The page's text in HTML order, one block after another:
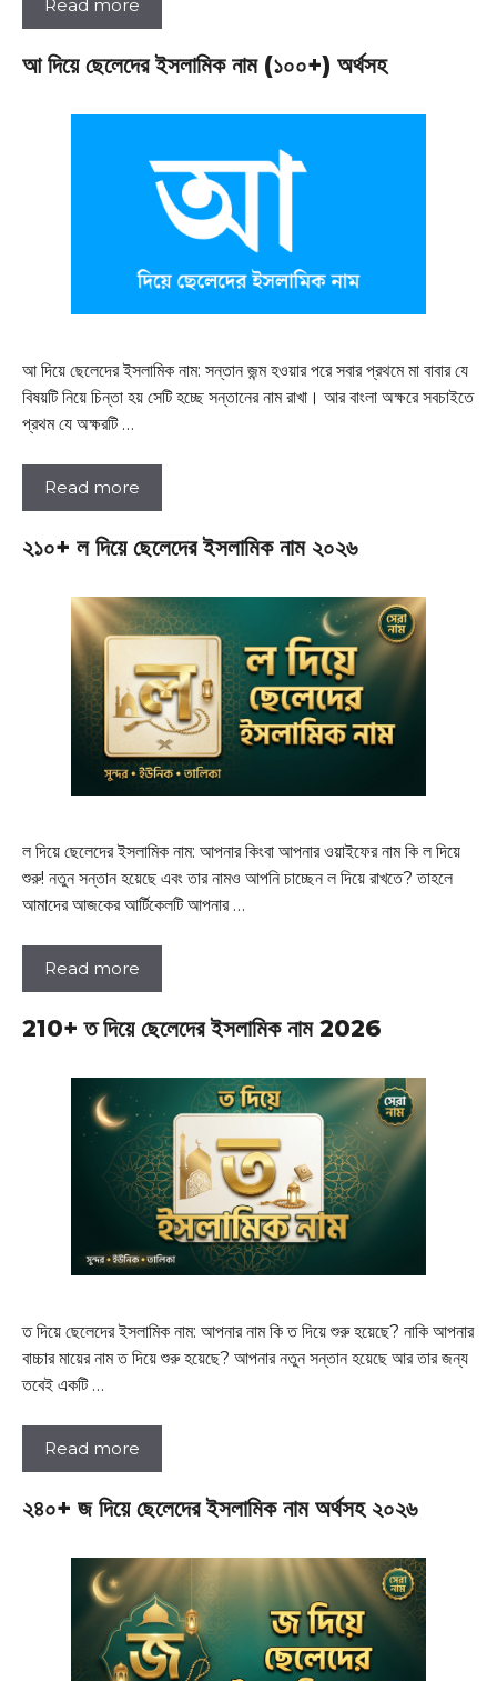
Read more
আ দিয়ে ছেলেদের ইসলামিক নাম (১০০+) অর্থসহ
আ দিয়ে ছেলেদের ইসলামিক নাম: সন্তান জন্ম হওয়ার পরে সবার প্রথমে মা বাবার যে
বিষয়টি নিয়ে চিন্তা হয় সেটি হচ্ছে সন্তানের নাম রাখা। আর বাংলা অক্ষরে সবচাইতে
প্রথম যে অক্ষরটি …
Read more
২১০+ ল দিয়ে ছেলেদের ইসলামিক নাম ২০২৬
ল দিয়ে ছেলেদের ইসলামিক নাম: আপনার কিংবা আপনার ওয়াইফের নাম কি ল দিয়ে
শুরু! নতুন সন্তান হয়েছে এবং তার নামও আপনি চাচ্ছেন ল দিয়ে রাখতে? তাহলে
আমাদের আজকের আর্টিকেলটি আপনার …
Read more
210+ ত দিয়ে ছেলেদের ইসলামিক নাম 2026
ত দিয়ে ছেলেদের ইসলামিক নাম: আপনার নাম কি ত দিয়ে শুরু হয়েছে? নাকি আপনার
বাচ্চার মায়ের নাম ত দিয়ে শুরু হয়েছে? আপনার নতুন সন্তান হয়েছে আর তার জন্য
তবেই একটি …
Read more
২৪০+ জ দিয়ে ছেলেদের ইসলামিক নাম অর্থসহ ২০২৬